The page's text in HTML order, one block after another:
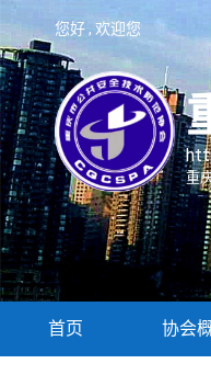
您好 , 欢迎您
重
首页 协会